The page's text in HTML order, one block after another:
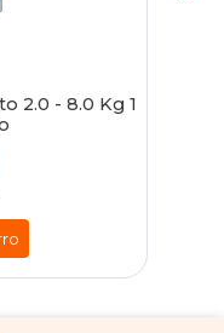
2.0 - 8.0 Kg 1